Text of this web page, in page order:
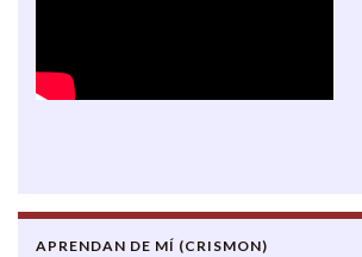
APRENDAN DE MÍ (CRISMON)